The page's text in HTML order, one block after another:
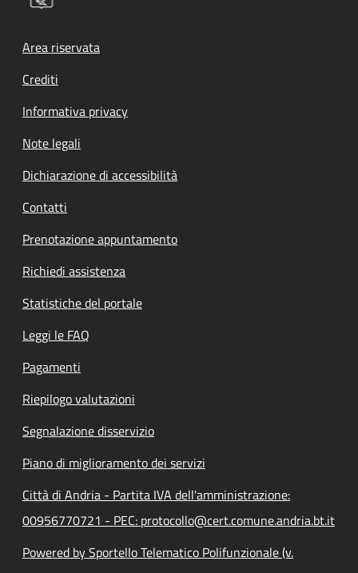
Footer menu
Area riservata
Crediti
Informativa privacy
Note legali
Dichiarazione di accessibilità
Contatti
Prenotazione appuntamento
Richiedi assistenza
Statistiche del portale
Leggi le FAQ
Pagamenti
Riepilogo valutazioni
Segnalazione disservizio
Piano di miglioramento dei servizi
Città di Andria - Partita IVA dell'amministrazione:
00956770721 - PEC: protocollo@cert.comune.andria.bt.it
Powered by Sportello Telematico Polifunzionale (v.